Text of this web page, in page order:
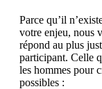
Parce qu’il
votre enjeu, nous
répond au plus
participant. Celle
les hommes pour
possibles :